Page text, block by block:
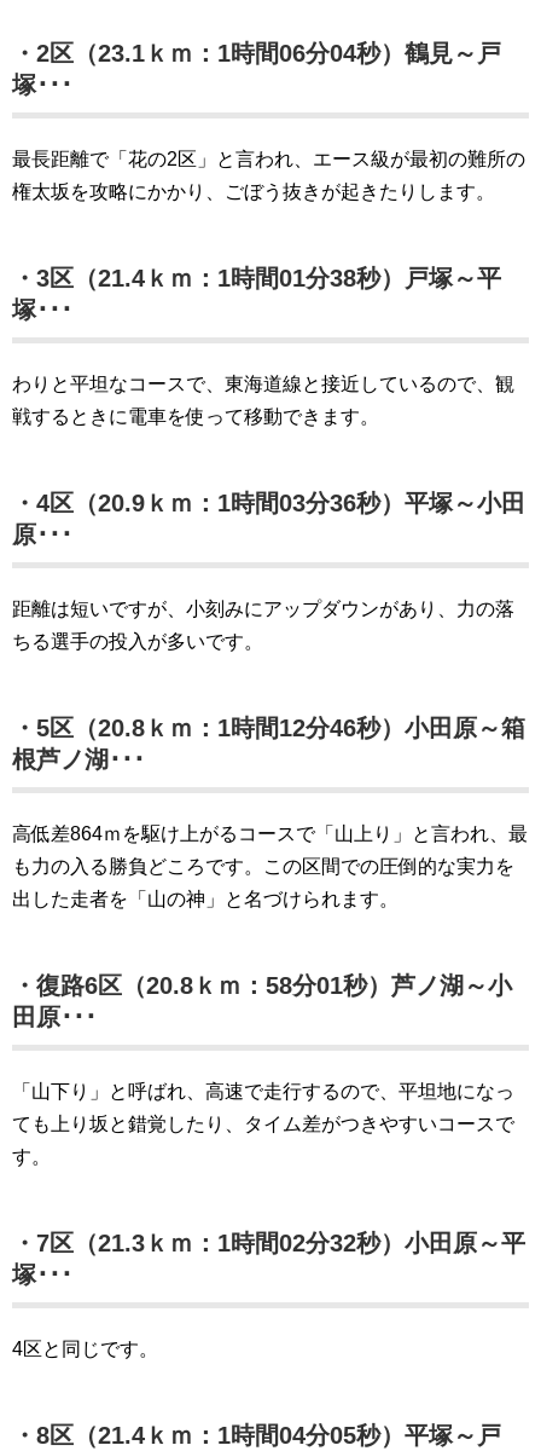
・2区（23.1ｋｍ：1時間06分04秒）鶴見～戸
塚･･･
最長距離で「花の2区」と言われ、エース級が最初の難所の
権太坂を攻略にかかり、ごぼう抜きが起きたりします。
・3区（21.4ｋｍ：1時間01分38秒）戸塚～平
塚･･･
わりと平坦なコースで、東海道線と接近しているので、観
戦するときに電車を使って移動できます。
・4区（20.9ｋｍ：1時間03分36秒）平塚～小田
原･･･
距離は短いですが、小刻みにアップダウンがあり、力の落
ちる選手の投入が多いです。
・5区（20.8ｋｍ：1時間12分46秒）小田原～箱
根芦ノ湖･･･
高低差864ｍを駆け上がるコースで「山上り」と言われ、最
も力の入る勝負どころです。この区間での圧倒的な実力を
出した走者を「山の神」と名づけられます。
・復路6区（20.8ｋｍ：58分01秒）芦ノ湖～小
田原･･･
「山下り」と呼ばれ、高速で走行するので、平坦地になっ
ても上り坂と錯覚したり、タイム差がつきやすいコースで
す。
・7区（21.3ｋｍ：1時間02分32秒）小田原～平
塚･･･
4区と同じです。
・8区（21.4ｋｍ：1時間04分05秒）平塚～戸